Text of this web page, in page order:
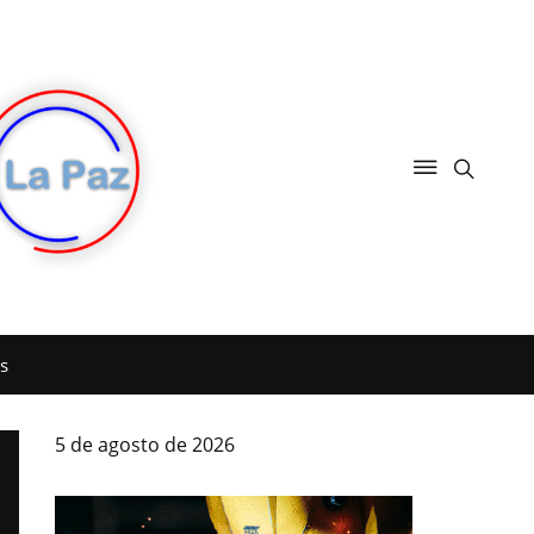
5 de agosto de 2026